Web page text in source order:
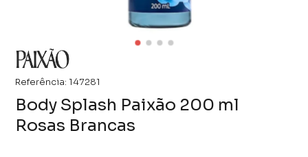
Referência: 147281
Body Splash Paixão 200 ml
Rosas Brancas